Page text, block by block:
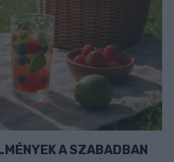
A SZABADBAN